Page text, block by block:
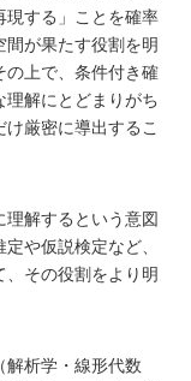
現する」ことを確率
が果たす役割を明
の上で、条件付き確
解にとどまりがち
厳密に導出するこ
解するという意図
や仮説検定など、
その役割をより明
解析学・線形代数